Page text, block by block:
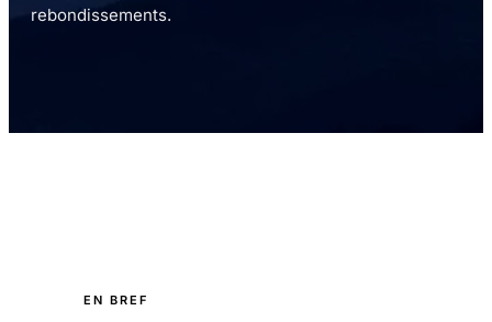
rebondissements.
EN BREF